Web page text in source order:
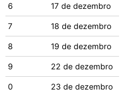
6 17 de dezembro
7 18 de dezembro
8 19 de dezembro
9 22 de dezembro
0 23 de dezembro